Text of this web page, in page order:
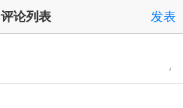
评论列表 发表